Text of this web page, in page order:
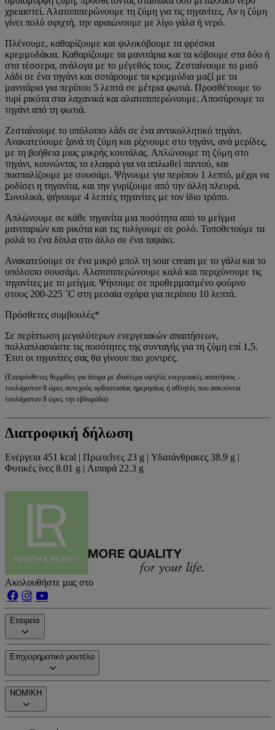
χρειαστεί. Αλατοπιπερώνουμε τη ζύμη για τις τηγανίτες. Αν η ζύμη
γίνει πολύ σφιχτή, την αραιώνουμε με λίγο γάλα ή νερό.
Πλένουμε, καθαρίζουμε και ψιλοκόβουμε τα φρέσκα
κρεμμυδάκια. Καθαρίζουμε τα μανιτάρια και τα κόβουμε στα δύο ή
στα τέσσερα, ανάλογα με το μέγεθός τους. Ζεσταίνουμε το μισό
λάδι σε ένα τηγάνι και σοτάρουμε τα κρεμμύδια μαζί με τα
μανιτάρια για περίπου 5 λεπτά σε μέτρια φωτιά. Προσθέτουμε το
τυρί ρικότα στα λαχανικά και αλατοπιπερώνουμε. Αποσύρουμε το
τηγάνι από τη φωτιά.
Ζεσταίνουμε το υπόλοιπο λάδι σε ένα αντικολλητικό τηγάνι.
Ανακατεύουμε ξανά τη ζύμη και ρίχνουμε στο τηγάνι, ανά μερίδες,
με τη βοήθεια μιας μικρής κουτάλας. Απλώνουμε τη ζύμη στο
τηγάνι, κουνώντας το ελαφρά για να απλωθεί παντού, και
πασπαλίζουμε με σουσάμι. Ψήνουμε για περίπου 1 λεπτό, μέχρι να
ροδίσει η τηγανίτα, και την γυρίζουμε από την άλλη πλευρά.
Συνολικά, ψήνουμε 4 λεπτές τηγανίτες με τον ίδιο τρόπο.
Απλώνουμε σε κάθε τηγανίτα μια ποσότητα από το μείγμα
μανιταριών και ρικότα και τις τυλίγουμε σε ρολό. Τοποθετούμε τα
ρολά το ένα δίπλα στο άλλο σε ένα ταψάκι.
Ανακατεύουμε σε ένα μικρό μπολ τη sour cream με το γάλα και το
υπόλοιπο σουσάμι. Αλατοπιπερώνουμε καλά και περιχύνουμε τις
τηγανίτες με το μείγμα. Ψήνουμε σε προθερμασμένο φούρνο
στους 200-225 ˚C στη μεσαία σχάρα για περίπου 10 λεπτά.
Πρόσθετες συμβουλές*
Σε περίπτωση μεγαλύτερων ενεργειακών απαιτήσεων,
πολλαπλασιάστε τις ποσότητες της συνταγής για τη ζύμη επί 1,5.
Έτσι οι τηγανίτες σας θα γίνουν πιο χοντρές.
(Επιπρόσθετες θερμίδες για άτομα με ιδιαίτερα υψηλές ενεργειακές απαιτήσεις -
τουλάχιστον 8 ώρες συνεχούς ορθοστασίας ημερησίως ή αθλητές που ασκούνται
τουλάχιστον 8 ώρες την εβδομάδα)
Διατροφική δήλωση
Ενέργεια 451 kcal | Πρωτεΐνες 23 g | Υδατάνθρακες 38.9 g |
Φυτικές ίνες 8.01 g | Λιπαρά 22.3 g
Ακολουθήστε μας στο
Εταιρεία
Επιχειρηματικό μοντέλο
ΝΟΜΙΚΗ